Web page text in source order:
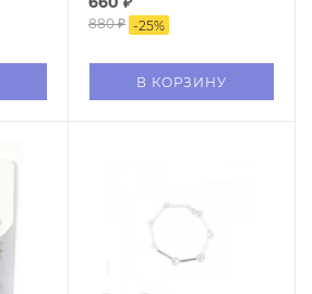
880₽ -25%
В КОРЗИНУ